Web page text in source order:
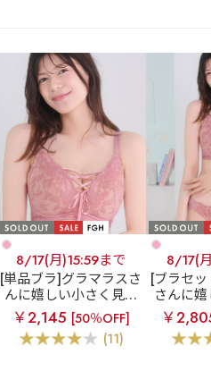
8/17(月)15:59まで
[単品ブラ]グラマラスさ
んに嬉しい小さく見せ
るブラ
スレンダード
ール 脇高 単品ブラジャ
ー (FGHカップ)
￥2,145 [50％OFF]
(11)
8/17(
[ブラセ
さんに
せるブラ
ドール
&ショ
￥